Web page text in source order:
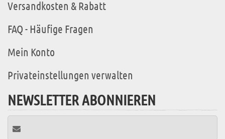
Versandkosten & Rabatt
FAQ - Häufige Fragen
Mein Konto
Privateinstellungen verwalten
NEWSLETTER ABONNIEREN